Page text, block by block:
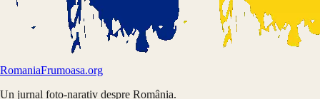
RomaniaFrumoasa.org
Un jurnal foto-narativ despre România.